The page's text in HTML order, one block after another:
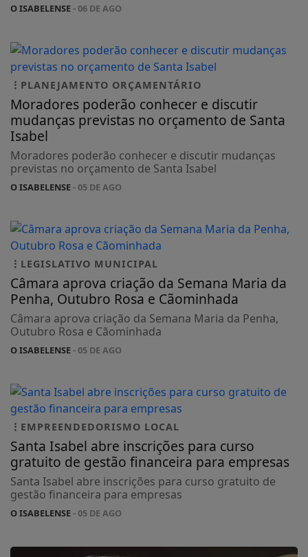
O ISABELENSE- 06 DE AGO
PLANEJAMENTO ORÇAMENTÁRIO
Moradores poderão conhecer e discutir
mudanças previstas no orçamento de Santa
Isabel
Moradores poderão conhecer e discutir mudanças
previstas no orçamento de Santa Isabel
O ISABELENSE- 05 DE AGO
LEGISLATIVO MUNICIPAL
Câmara aprova criação da Semana Maria da
Penha, Outubro Rosa e Cãominhada
Câmara aprova criação da Semana Maria da Penha,
Outubro Rosa e Cãominhada
O ISABELENSE- 05 DE AGO
EMPREENDEDORISMO LOCAL
Santa Isabel abre inscrições para curso
gratuito de gestão financeira para empresas
Santa Isabel abre inscrições para curso gratuito de
gestão financeira para empresas
O ISABELENSE- 05 DE AGO